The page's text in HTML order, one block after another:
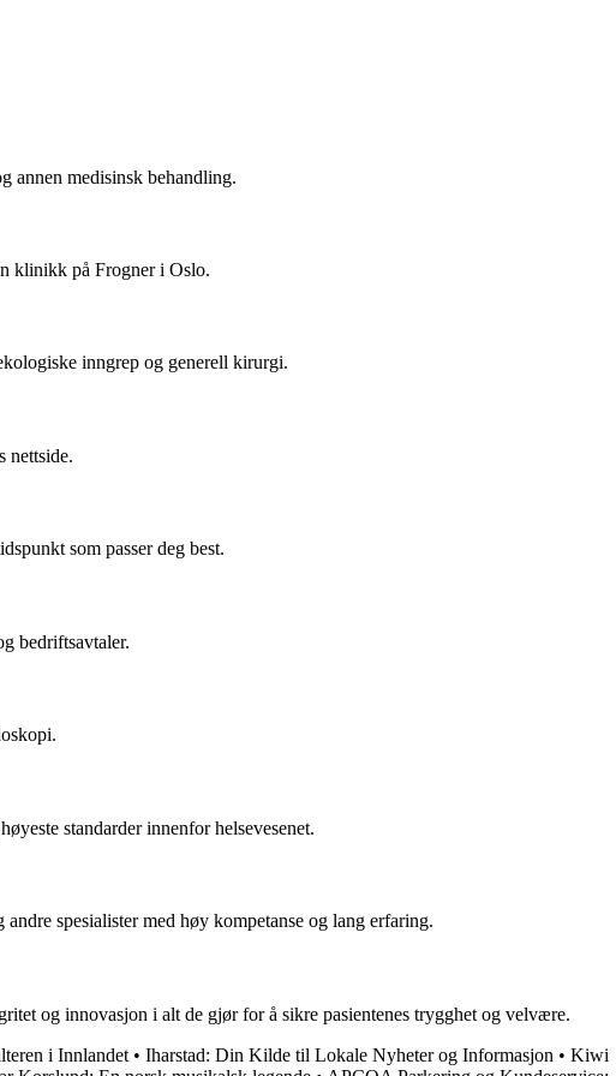
annen medisinsk behandling.
klinikk på Frogner i Oslo.
inngrep og generell kirurgi.
nettside.
som passer deg best.
bedriftsavtaler.
standarder innenfor helsevesenet.
spesialister med høy kompetanse og lang erfaring.
og innovasjon i alt de gjør for å sikre pasientenes trygghet og velvære.
i Innlandet • Iharstad: Din Kilde til Lokale Nyheter og Informasjon • Kiwi